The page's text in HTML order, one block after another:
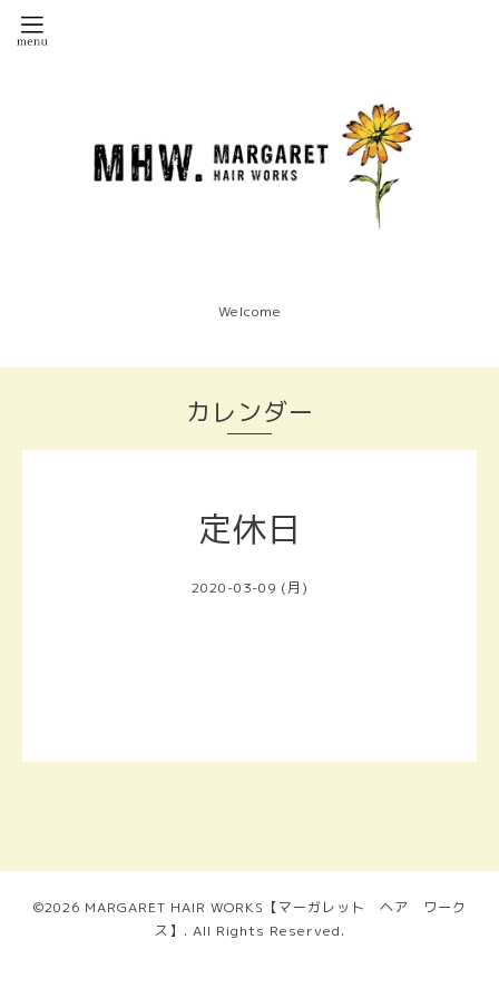
Welcome
カレンダー
定休日
2020-03-09 (月)
©2026 MARGARET HAIR WORKS【マーガレット ヘア ワーク
ス】 . All Rights Reserved.